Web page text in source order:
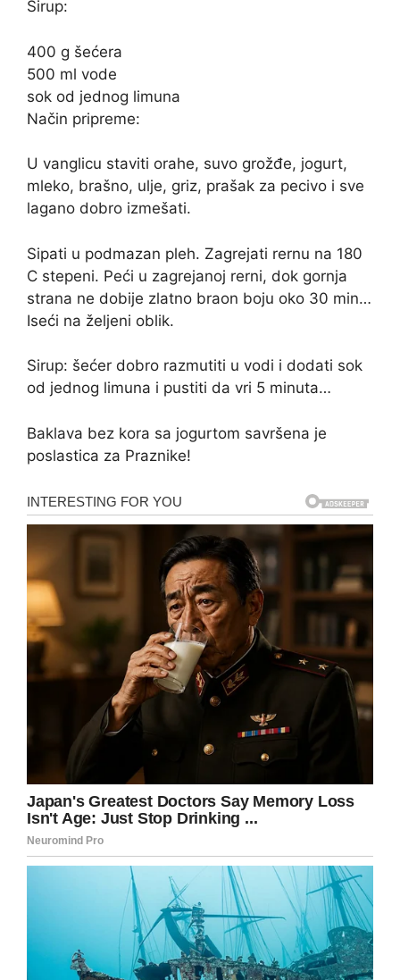
Sirup:
400 g šećera
500 ml vode
sok od jednog limuna
Način pripreme:
U vanglicu staviti orahe, suvo grožđe, jogurt,
mleko, brašno, ulje, griz, prašak za pecivo i sve
lagano dobro izmešati.
Sipati u podmazan pleh. Zagrejati rernu na 180
C stepeni. Peći u zagrejanoj rerni, dok gornja
strana ne dobije zlatno braon boju oko 30 min…
Iseći na željeni oblik.
Sirup: šećer dobro razmutiti u vodi i dodati sok
od jednog limuna i pustiti da vri 5 minuta…
Baklava bez kora sa jogurtom savršena je
poslastica za Praznike!